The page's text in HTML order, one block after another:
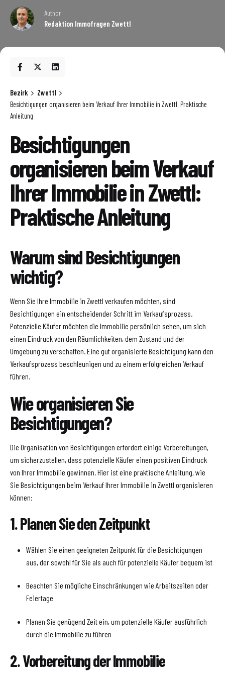
Author
Redaktion Immofragen Zwettl
Bezirk
Zwettl
Besichtigungen organisieren beim Verkauf Ihrer Immobilie in Zwettl: Praktische
Anleitung
Besichtigungen
organisieren beim Verkauf
Ihrer Immobilie in Zwettl:
Praktische Anleitung
Warum sind Besichtigungen
wichtig?
Wenn Sie Ihre Immobilie in Zwettl verkaufen möchten, sind
Besichtigungen ein entscheidender Schritt im Verkaufsprozess.
Potenzielle Käufer möchten die Immobilie persönlich sehen, um sich
einen Eindruck von den Räumlichkeiten, dem Zustand und der
Umgebung zu verschaffen. Eine gut organisierte Besichtigung kann den
Verkaufsprozess beschleunigen und zu einem erfolgreichen Verkauf
führen.
Wie organisieren Sie
Besichtigungen?
Die Organisation von Besichtigungen erfordert einige Vorbereitungen,
um sicherzustellen, dass potenzielle Käufer einen positiven Eindruck
von Ihrer Immobilie gewinnen. Hier ist eine praktische Anleitung, wie
Sie Besichtigungen beim Verkauf Ihrer Immobilie in Zwettl organisieren
können:
1. Planen Sie den Zeitpunkt
Wählen Sie einen geeigneten Zeitpunkt für die Besichtigungen
aus, der sowohl für Sie als auch für potenzielle Käufer bequem ist
Beachten Sie mögliche Einschränkungen wie Arbeitszeiten oder
Feiertage
Planen Sie genügend Zeit ein, um potenzielle Käufer ausführlich
durch die Immobilie zu führen
2. Vorbereitung der Immobilie